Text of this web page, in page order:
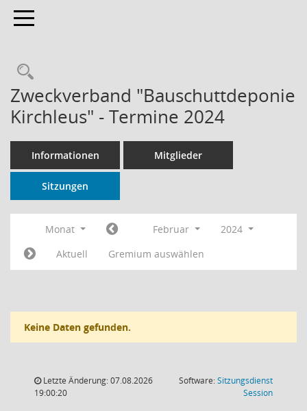
Toggle navigation
Rechercheauswahl
Zweckverband "Bauschuttdeponie
Kirchleus" - Termine 2024
Informationen Mitglieder
Sitzungen
Monat Februar
2024
Aktuell
Gremium auswählen
Keine Daten gefunden.
Letzte Änderung: 07.08.2026
19:00:20
Software:Sitzungsdienst
Session(Wird in